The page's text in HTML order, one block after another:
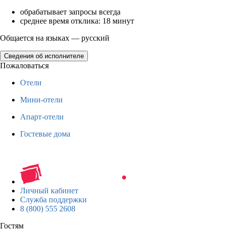
обрабатывает запросы всегда
среднее время отклика: 18 минут
Общается на языках — русский
Сведения об исполнителе
Пожаловаться
Отели
Мини-отели
Апарт-отели
Гостевые дома
Личный кабинет
Служба поддержки
8 (800) 555 2608
Гостям